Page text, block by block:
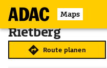
Maps
Rietberg
Route planen